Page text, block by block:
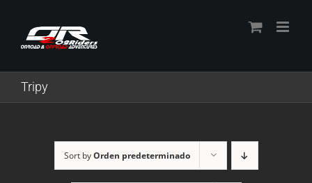
content
Tripy
Sort byOrden predeterminado